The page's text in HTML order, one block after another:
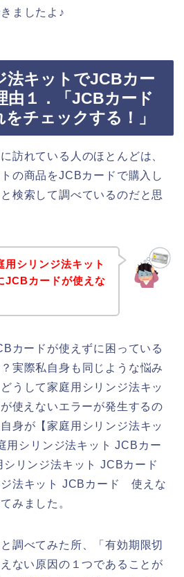
ましたよ♪
法キットでJCBカー
由１．「JCBカード
チェックする！」
訪れている人のほとんどは、
の商品をJCBカードで購入し
検索して調べているのだと思
用シリンジ法キット
JCBカードが使えな
カードが使えずに困っている
実際私自身も同じような悩み
うして家庭用シリンジ法キッ
使えないエラーが発生するの
身が【家庭用シリンジ法キッ
用シリンジ法キット JCBカー
リンジ法キット JCBカード
ジ法キット JCBカード 使えな
みました。
調べてみた所、「有効期限切
ない原因の１つであることが